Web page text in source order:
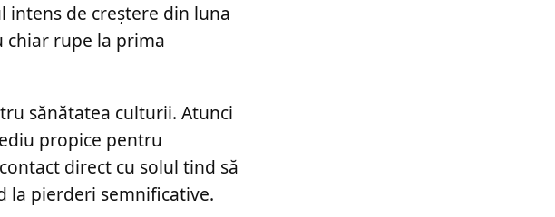
intens de creștere din luna
chiar rupe la prima
sănătatea culturii. Atunci
propice pentru
direct cu solul tind să
la pierderi semnificative.